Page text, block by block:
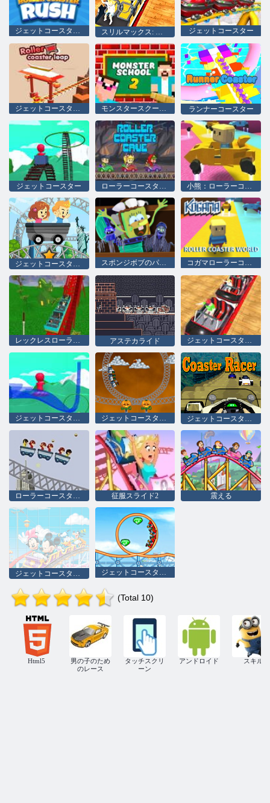
ジェットコースターラッシュ ジェットコースター
ジェットコースターの跳躍 モンスタースクール2 ランナーコースター
ジェットコースター ローラーコースター洞窟 小熊：ローラーコースターワールド
スポンジボブのパンツ コガマローラーコースターワールド
レックレスローラーファンパーク アステカライド ジェットコースターシム2022
ジェットコースターを作る ジェットコースターで幽霊 ジェットコースターのためのレース
征服スライド2 震える
ジェットコースター2を構築
(Total 10)
Html5
男の子のため
のレース
タッチスクリ
ーン
アンドロイド スキル